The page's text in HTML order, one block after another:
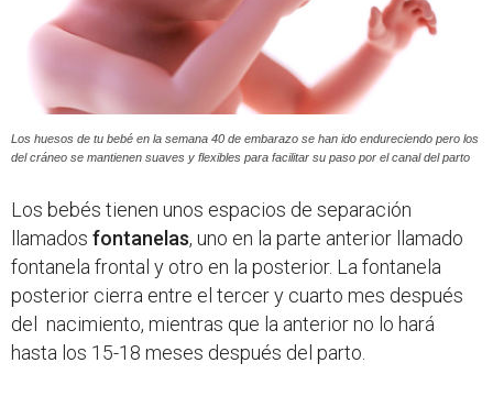
Los huesos de tu bebé en la semana 40 de embarazo se han ido endureciendo pero los
del cráneo se mantienen suaves y flexibles para facilitar su paso por el canal del parto
Los bebés tienen unos espacios de separación
llamados fontanelas, uno en la parte anterior llamado
fontanela frontal y otro en la posterior. La fontanela
posterior cierra entre el tercer y cuarto mes después
del nacimiento, mientras que la anterior no lo hará
hasta los 15-18 meses después del parto.